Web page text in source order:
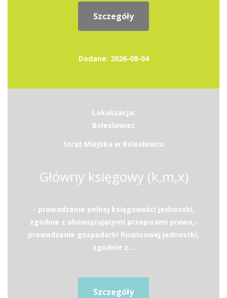
Szczegóły
Dodane: 2026-08-04
Lokalizacja:
Bolesławiec
Straż Miejska w Bolesławcu
Główny księgowy (k,m,x)
- prowadzenie pełnej księgowości jednostki,
zgodnie z obowiązującymi przepisami prawa,-
prowadzenie gospodarki finansowej jednostki,
zgodnie z...
Szczegóły